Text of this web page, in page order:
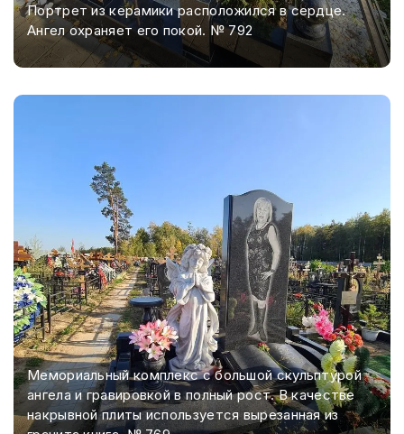
Портрет из керамики расположился в сердце.
Ангел охраняет его покой. № 792
Мемориальный комплекс с большой скульптурой
ангела и гравировкой в полный рост. В качестве
накрывной плиты используется вырезанная из